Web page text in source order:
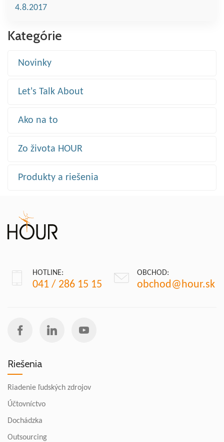
4.8.2017
Kategórie
Novinky
Let's Talk About
Ako na to
Zo života HOUR
Produkty a riešenia
HOTLINE:
041 / 286 15 15
OBCHOD:
obchod@hour.sk
Riešenia
Riadenie ľudských zdrojov
Účtovníctvo
Dochádzka
Outsourcing